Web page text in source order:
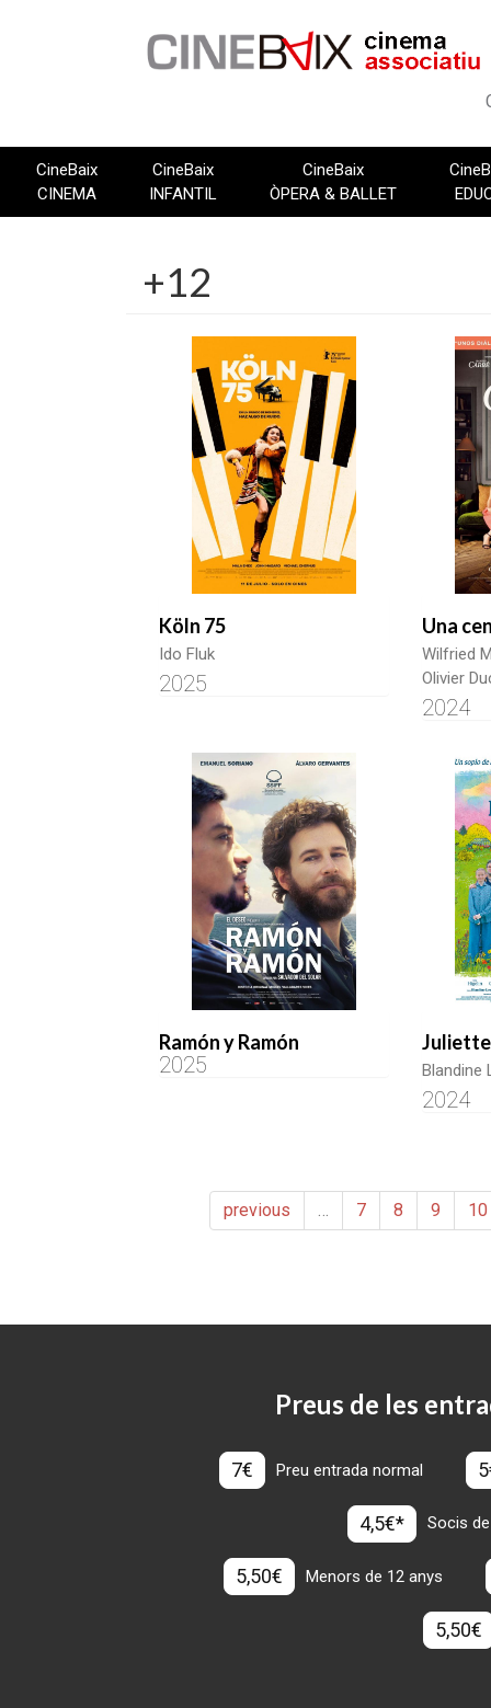
CineBaix
CINEMA
CineBaix
INFANTIL
CineBaix
ÒPERA & BALLET
+12
Köln 75
Ido Fluk
2025
Una
Wilfried
Olivier
2024
Ramón y Ramón
2025 Blandine
2024
previous … 7 8 9 10
Preus de les
7€ Preu entrada normal
4,5€* Socis
5,50€ Menors de 12 anys
5,50€